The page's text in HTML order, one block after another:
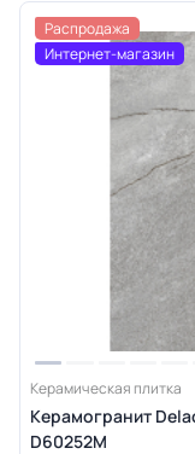
Распродажа
Интернет-магазин
Керамическая плитка
Керамогранит
D60252M